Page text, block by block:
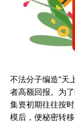
不法分子编造“天
者高额回报。为
集资初期往往按
模后，便秘密转